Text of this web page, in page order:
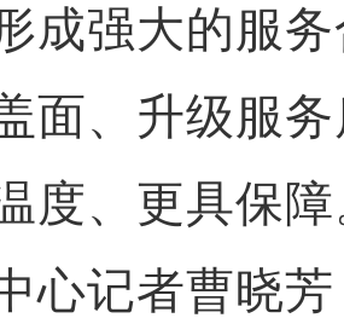
成强大的服
面、升级服
度、更具保
心记者曹晓